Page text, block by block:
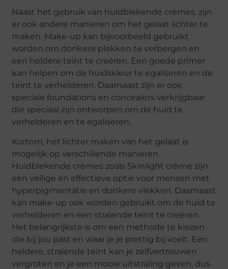
Naast het gebruik van huidblekende crèmes, zijn
er ook andere manieren om het gelaat lichter te
maken. Make-up kan bijvoorbeeld gebruikt
worden om donkere plekken te verbergen en
een heldere teint te creëren. Een goede primer
kan helpen om de huidskleur te egaliseren en de
teint te verhelderen. Daarnaast zijn er ook
speciale foundations en concealers verkrijgbaar
die speciaal zijn ontworpen om de huid te
verhelderen en te egaliseren.
Kortom, het lichter maken van het gelaat is
mogelijk op verschillende manieren.
Huidblekende crèmes zoals Skinlight crème zijn
een veilige en effectieve optie voor mensen met
hyperpigmentatie en donkere vlekken. Daarnaast
kan make-up ook worden gebruikt om de huid te
verhelderen en een stralende teint te creëren.
Het belangrijkste is om een methode te kiezen
die bij jou past en waar je je prettig bij voelt. Een
heldere, stralende teint kan je zelfvertrouwen
vergroten en je een mooie uitstraling geven, dus